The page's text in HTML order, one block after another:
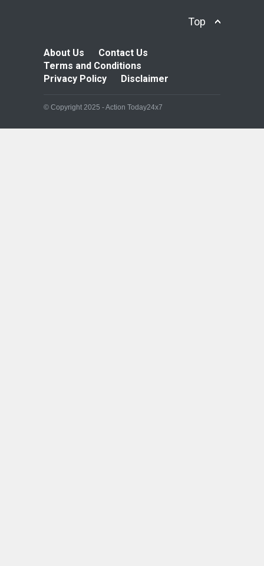
Top
About Us
Contact Us
Terms and Conditions
Privacy Policy
Disclaimer
© Copyright 2025 - Action Today24x7